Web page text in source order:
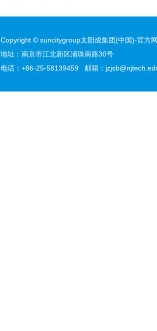
Copyright © suncitygroup太阳成集团(中国)-官方
地址：南京市江北新区浦珠南路30号
电话：+86-25-58139459 邮箱：